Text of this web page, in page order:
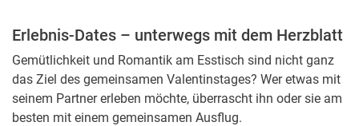
Erlebnis-Dates – unterwegs mit dem Herzblatt
Gemütlichkeit und Romantik am Esstisch sind nicht ganz
das Ziel des gemeinsamen Valentinstages? Wer etwas mit
seinem Partner erleben möchte, überrascht ihn oder sie am
besten mit einem gemeinsamen Ausflug.